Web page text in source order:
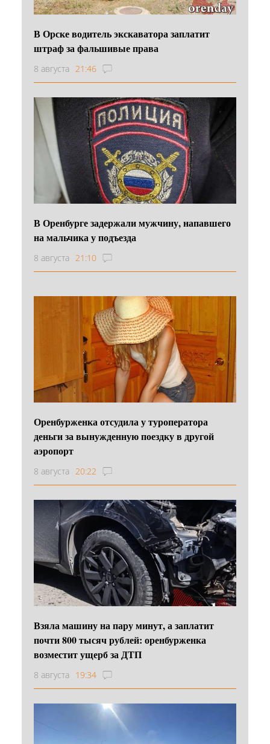
В Орске водитель экскаватора заплатит
штраф за фальшивые права
8 августа 21:46
В Оренбурге задержали мужчину, напавшего
на мальчика у подъезда
8 августа 21:10
Оренбурженка отсудила у туроператора
деньги за вынужденную поездку в другой
аэропорт
8 августа 20:22
Взяла машину на пару минут, а заплатит
почти 800 тысяч рублей: оренбурженка
возместит ущерб за ДТП
8 августа 19:34